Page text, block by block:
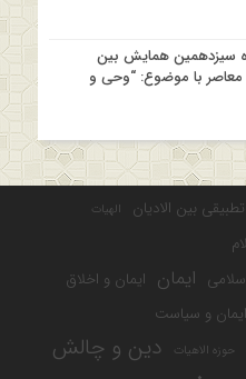
سیزدهمین همایش بین
معاصر با موضوع: “وحی و
بین الادیان الهیات
ایمان ایمان و اخلاق
ایمان و سیاست
حوزه الاهیات دین و چالش